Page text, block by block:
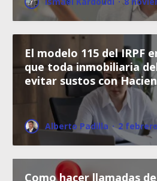
El modelo 115 del IRPF
que toda inmobiliaria
evitar sustos con
Alberto Padilla · 2
Como hacer llamadas